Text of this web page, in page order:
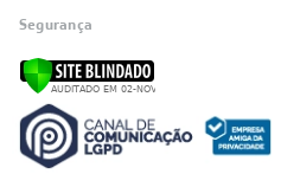
Segurança